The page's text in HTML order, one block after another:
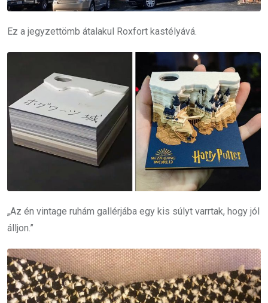
Ez a jegyzettömb átalakul Roxfort kastélyává.
„Az én vintage ruhám gallérjába egy kis súlyt varrtak, hogy jól
álljon.”